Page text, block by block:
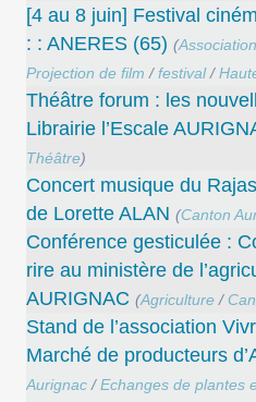
[4 au 8 juin] Festival
: : ANERES (65) (
Projection de film /festival/
Théâtre forum : les
Librairie l’Escale
Théâtre)
Concert musique du
de Lorette ALAN (Canton
Conférence gesticulée :
rire au ministère de
AURIGNAC (Agriculture /
Stand de l’association
Marché de producteurs
Aurignac /Echanges de plantes